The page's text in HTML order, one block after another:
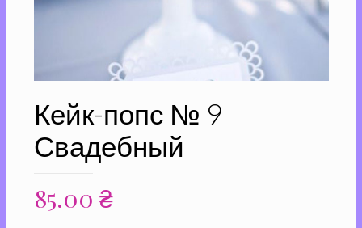
Кейк-попс № 9
Свадебный
85.00 ₴